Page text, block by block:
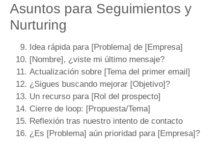
Asuntos para Seguimientos y
Nurturing
Idea rápida para [Problema] de [Empresa]
[Nombre], ¿viste mi último mensaje?
Actualización sobre [Tema del primer email]
¿Sigues buscando mejorar [Objetivo]?
Un recurso para [Rol del prospecto]
Cierre de loop: [Propuesta/Tema]
Reflexión tras nuestro intento de contacto
¿Es [Problema] aún prioridad para [Empresa]?